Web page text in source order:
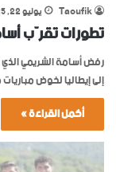
Taoufik يوليو 22, 2025
تطورات تقرّب
رفض أسامة الشريمي الذي
إلى إيطاليا لخوض
أكمل القراءة »